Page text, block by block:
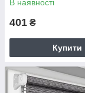
В наявності
401 ₴
Купити